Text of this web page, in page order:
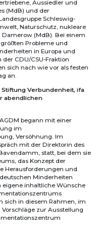
Aussiedler und
(MdB) und der
Schleswig-
Naturschutz, nukleare
(MdB). Bei einem
Probleme und
in Europa und
CDU/CSU-Fraktion
sich nach wie vor als festen
an.
Verbundenheit, ifa
abendlichen
begann mit einer
im
Versöhnung. Im
mit der Direktorin des
statt, bei dem sie
das Konzept der
Herausforderungen und
Minderheiten
eigene inhaltliche Wünsche
sich in diesem Rahmen, im
zur Ausstellung